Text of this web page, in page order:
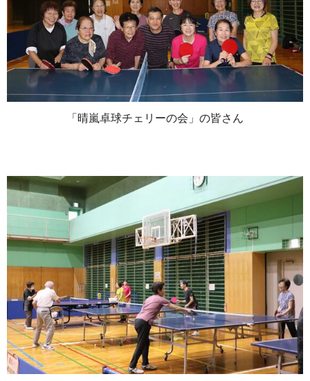
「晴嵐卓球チェリーの会」の皆さん